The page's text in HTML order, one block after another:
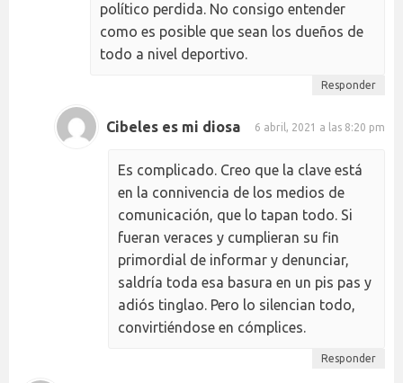
político perdida. No consigo entender
como es posible que sean los dueños de
todo a nivel deportivo.
Responder
Cibeles es mi diosa 6 abril, 2021 a las 8:20 pm
Es complicado. Creo que la clave está
en la connivencia de los medios de
comunicación, que lo tapan todo. Si
fueran veraces y cumplieran su fin
primordial de informar y denunciar,
saldría toda esa basura en un pis pas y
adiós tinglao. Pero lo silencian todo,
convirtiéndose en cómplices.
Responder